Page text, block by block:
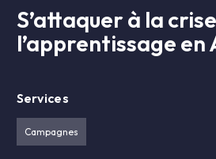
S’attaquer à la
l’apprentissage en
Services
Campagnes